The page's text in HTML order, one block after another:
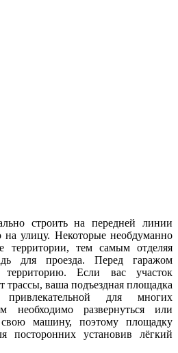
строить на передней линии
на улицу. Некоторые необдуманно
территории, тем самым отделяя
для проезда. Перед гаражом
территорию. Если вас участок
трассы, ваша подъездная площадка
для многих
необходимо развернуться или
свою машину, поэтому площадку
посторонних установив лёгкий